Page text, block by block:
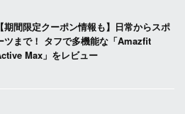
【期間限定クーポン情報も】日常からスポ
ツまで！ タフで多機能な「Amazfit
Max」をレビュー